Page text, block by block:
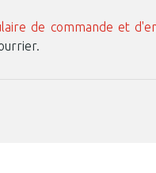
de commande et